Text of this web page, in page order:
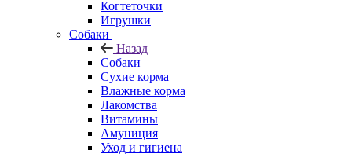
Когтеточки
Игрушки
Собаки
Назад
Собаки
Сухие корма
Влажные корма
Лакомства
Витамины
Амуниция
Уход и гигиена